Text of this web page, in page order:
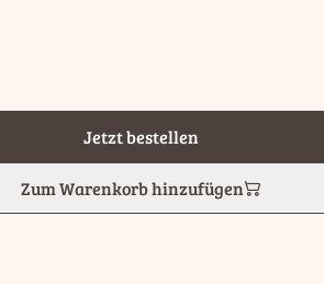
Jetzt bestellen
Zum Warenkorb hinzufügen